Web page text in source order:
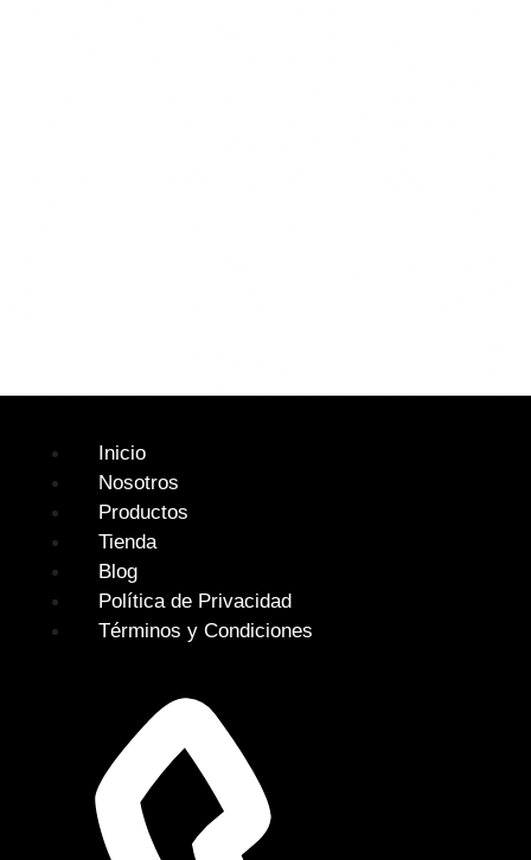
Inicio
Nosotros
Productos
Tienda
Blog
Política de Privacidad
Términos y Condiciones